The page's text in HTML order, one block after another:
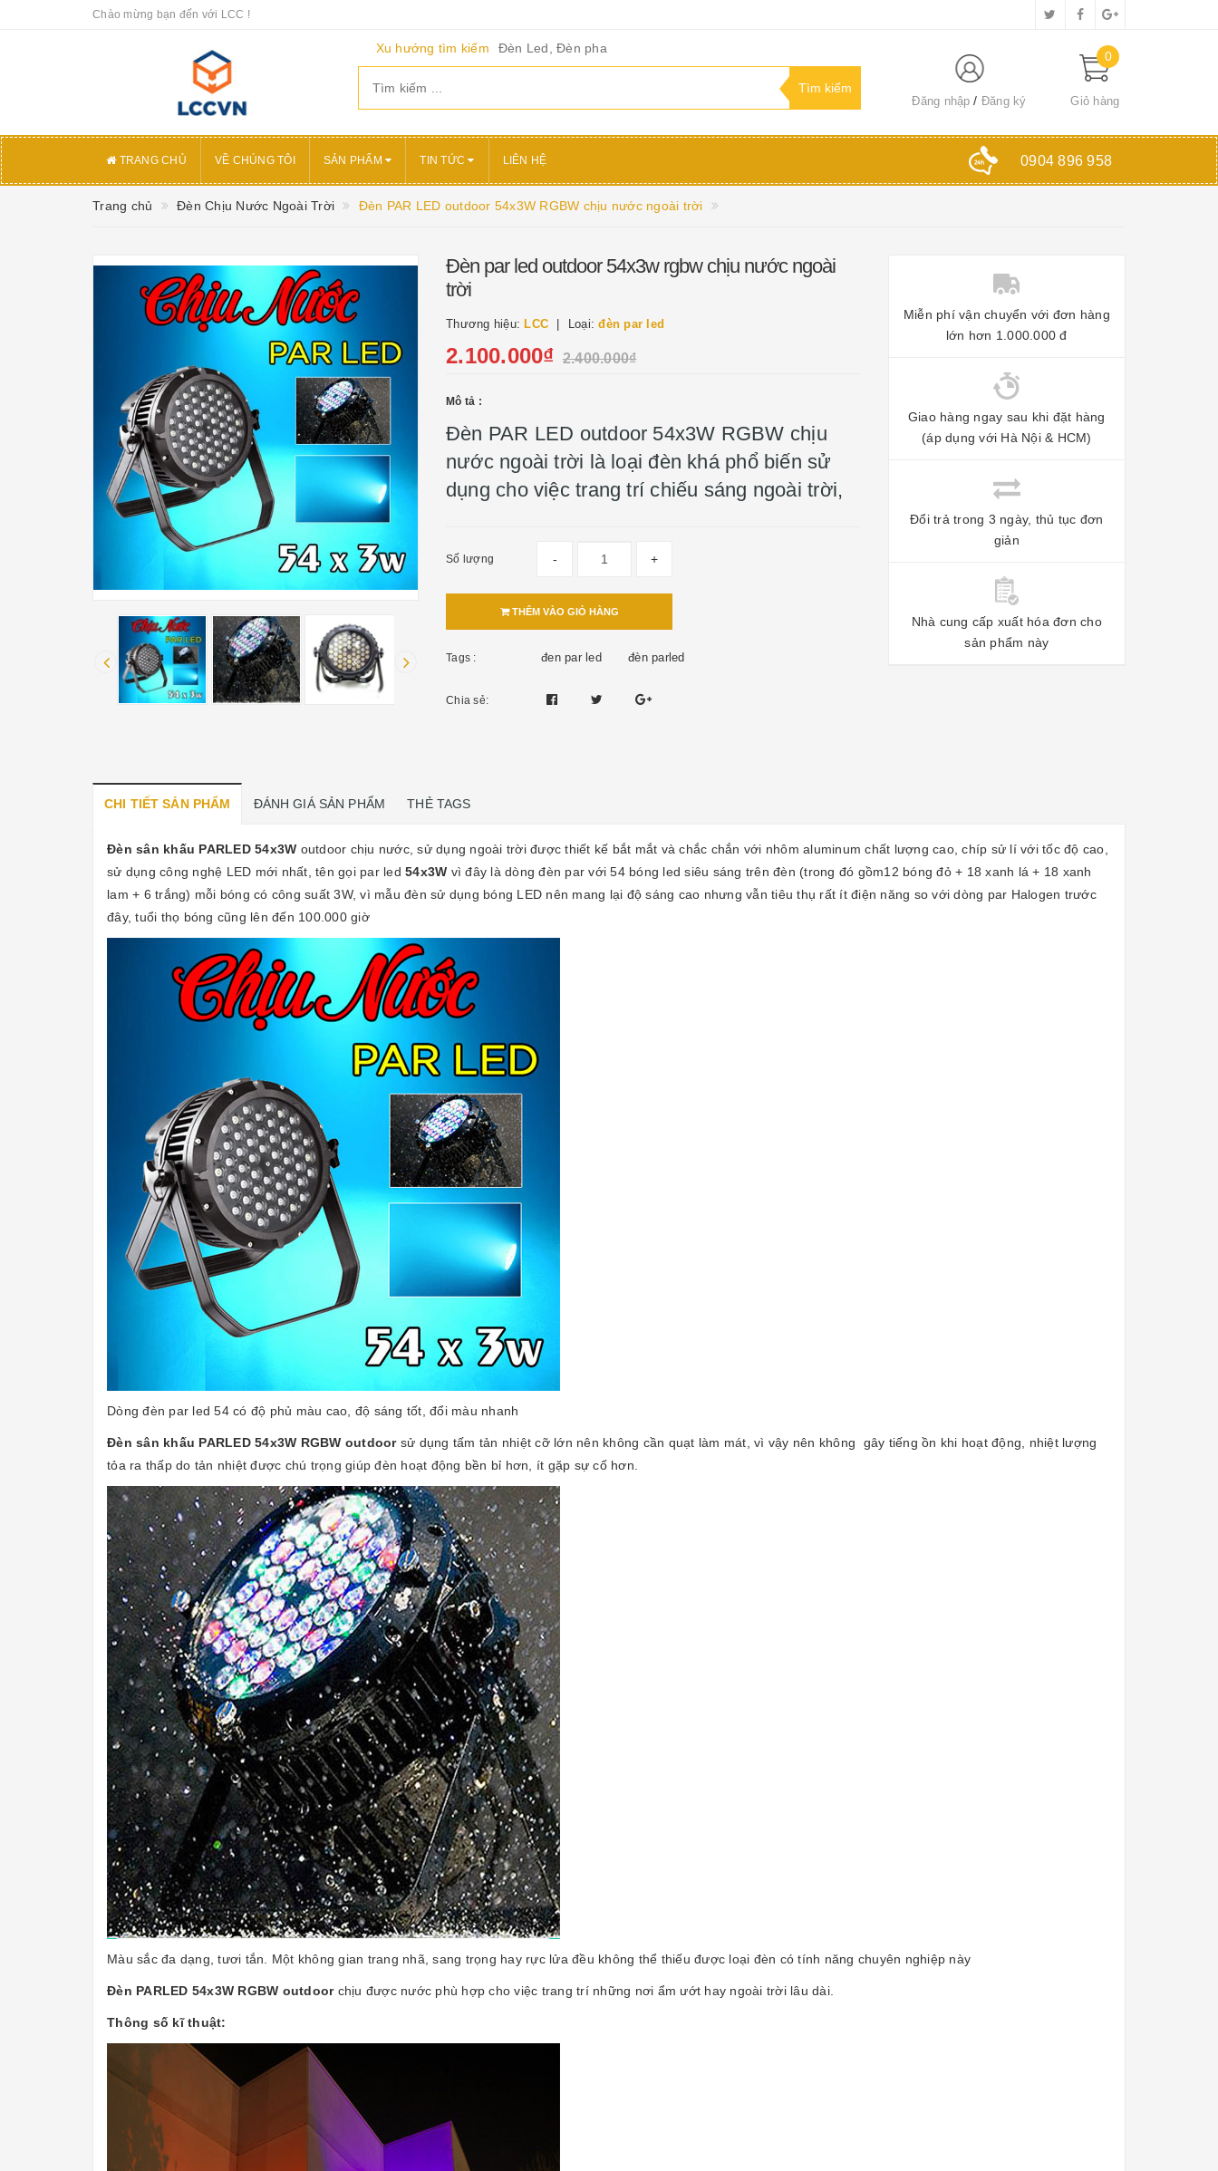
Chào mừng bạn đến với LCC !
Xu hướng tìm kiếm Đèn Led, Đèn pha
Đăng nhập Đăng ký
0
Giỏ hàng
TRANG CHỦ VỀ CHÚNG TÔI SẢN PHẨM TIN TỨC LIÊN HỆ 0904 896 958
Trang chủ Đèn Chịu Nước Ngoài Trời Đèn PAR LED outdoor 54x3W RGBW chịu nước ngoài trời
Đèn par led outdoor 54x3w rgbw chịu nước ngoài
trời
Thương hiệu: LCC Loại:đèn par led
2.100.000₫ 2.400.000₫
Mô tả :
Đèn PAR LED outdoor 54x3W RGBW chịu
nước ngoài trời là loại đèn khá phổ biến sử
dụng cho việc trang trí chiếu sáng ngoài trời,
Số lượng - +
THÊM VÀO GIỎ HÀNG
Tags : đen par led đèn parled
Chia sẻ:
Miễn phí vận chuyển với đơn hàng
lớn hơn 1.000.000 đ
Giao hàng ngay sau khi đặt hàng
(áp dụng với Hà Nội & HCM)
Đổi trả trong 3 ngày, thủ tục đơn
giản
Nhà cung cấp xuất hóa đơn cho
sản phẩm này
CHI TIẾT SẢN PHẨM ĐÁNH GIÁ SẢN PHẨM THẺ TAGS
Đèn sân khấu PARLED 54x3W outdoor chịu nước, sử dụng ngoài trời được thiết kế bắt mắt và chắc chắn với nhôm aluminum chất lượng cao, chíp sử lí với tốc độ cao,
sử dụng công nghệ LED mới nhất, tên gọi par led 54x3W vì đây là dòng đèn par với 54 bóng led siêu sáng trên đèn (trong đó gồm12 bóng đỏ + 18 xanh lá + 18 xanh
lam + 6 trắng) mỗi bóng có công suất 3W, vì mẫu đèn sử dụng bóng LED nên mang lại độ sáng cao nhưng vẫn tiêu thụ rất ít điện năng so với dòng par Halogen trước
đây, tuổi thọ bóng cũng lên đến 100.000 giờ
Dòng đèn par led 54 có độ phủ màu cao, độ sáng tốt, đổi màu nhanh
Đèn sân khấu PARLED 54x3W RGBW outdoor sử dụng tấm tản nhiệt cỡ lớn nên không cần quạt làm mát, vì vậy nên không gây tiếng ồn khi hoạt động, nhiệt lượng
tỏa ra thấp do tản nhiệt được chú trọng giúp đèn hoạt động bền bỉ hơn, ít gặp sự cố hơn.
Màu sắc đa dạng, tươi tắn. Một không gian trang nhã, sang trọng hay rực lửa đều không thể thiếu được loại đèn có tính năng chuyên nghiệp này
Đèn PARLED 54x3W RGBW outdoor chịu được nước phù hợp cho việc trang trí những nơi ẩm ướt hay ngoài trời lâu dài.
Thông số kĩ thuật: